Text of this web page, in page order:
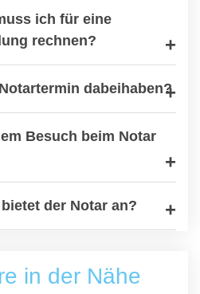
ich für eine
rechnen?
dabeihaben?
Besuch beim Notar
der Notar an?
in der Nähe